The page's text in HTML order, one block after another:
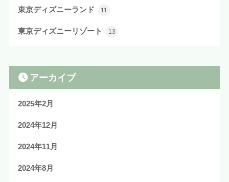
東京ディズニーランド 11
東京ディズニーリゾート 13
アーカイブ
2025年2月
2024年12月
2024年11月
2024年8月